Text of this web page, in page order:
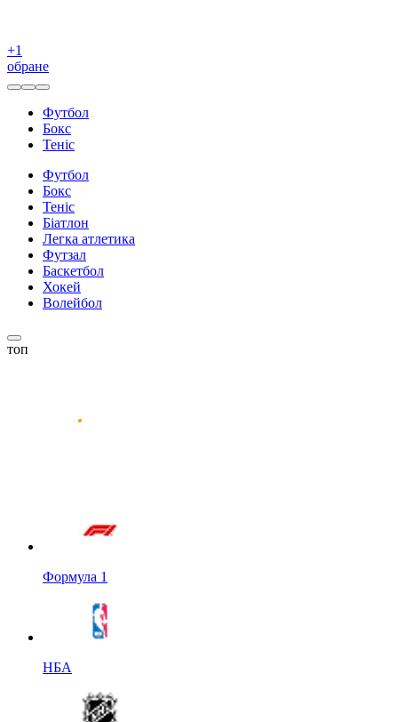
+1
обране
Футбол
Бокс
Теніс
Футбол
Бокс
Теніс
Біатлон
Легка атлетика
Футзал
Баскетбол
Хокей
Волейбол
топ
Формула 1
НБА